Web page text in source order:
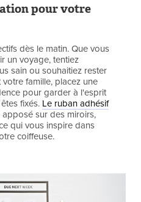
pour votre
dès le matin. Que vous
un voyage, tentiez
sain ou souhaitiez rester
famille, placez une
pour garder à l'esprit
fixés. Le ruban adhésif
apposé sur des miroirs,
qui vous inspire dans
coiffeuse.